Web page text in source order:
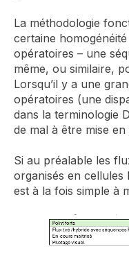
La méthodologie
certaine
opératoires – une
même, ou similaire,
Lorsqu’il y a une
opératoires (une
dans la terminologie
de mal à être mise
Si au préalable les
organisés en cellules
est à la fois simple à